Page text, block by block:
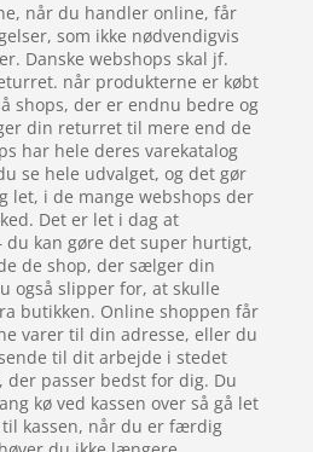
når du handler online, får
som ikke nødvendigvis
Danske webshops skal jf.
når produkterne er købt
shops, der er endnu bedre og
din returret til mere end de
har hele deres varekatalog
se hele udvalget, og det gør
let, i de mange webshops der
Det er let i dag at
du kan gøre det super hurtigt,
de shop, der sælger din
også slipper for, at skulle
butikken. Online shoppen får
varer til din adresse, eller du
til dit arbejde i stedet
der passer bedst for dig. Du
kø ved kassen over så gå let
kassen, når du er færdig